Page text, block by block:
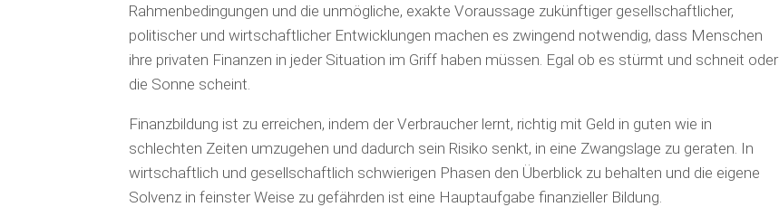
Rahmenbedingungen und die unmögliche, exakte Voraussage zukünftiger gesellschaftlicher,
politischer und wirtschaftlicher Entwicklungen machen es zwingend notwendig, dass Menschen
ihre privaten Finanzen in jeder Situation im Griff haben müssen. Egal ob es stürmt und schneit oder
die Sonne scheint.
Finanzbildung ist zu erreichen, indem der Verbraucher lernt, richtig mit Geld in guten wie in
schlechten Zeiten umzugehen und dadurch sein Risiko senkt, in eine Zwangslage zu geraten. In
wirtschaftlich und gesellschaftlich schwierigen Phasen den Überblick zu behalten und die eigene
Solvenz in feinster Weise zu gefährden ist eine Hauptaufgabe finanzieller Bildung.